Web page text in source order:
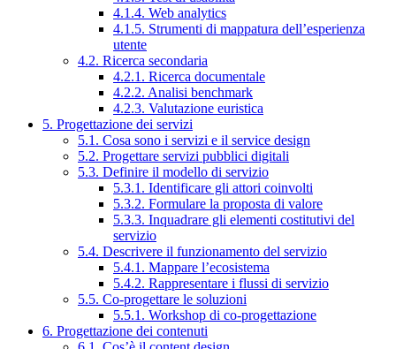
4.1.4. Web analytics
4.1.5. Strumenti di mappatura dell’esperienza
utente
4.2. Ricerca secondaria
4.2.1. Ricerca documentale
4.2.2. Analisi benchmark
4.2.3. Valutazione euristica
5. Progettazione dei servizi
5.1. Cosa sono i servizi e il service design
5.2. Progettare servizi pubblici digitali
5.3. Definire il modello di servizio
5.3.1. Identificare gli attori coinvolti
5.3.2. Formulare la proposta di valore
5.3.3. Inquadrare gli elementi costitutivi del
servizio
5.4. Descrivere il funzionamento del servizio
5.4.1. Mappare l’ecosistema
5.4.2. Rappresentare i flussi di servizio
5.5. Co-progettare le soluzioni
5.5.1. Workshop di co-progettazione
6. Progettazione dei contenuti